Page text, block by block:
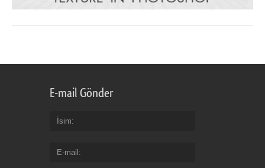
E-mail Gönder
İsim
E-mail